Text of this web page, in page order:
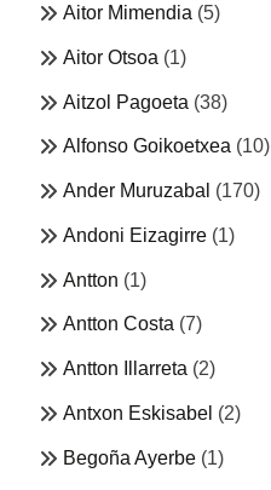
Aitor Mimendia (5)
Aitor Otsoa (1)
Aitzol Pagoeta (38)
Alfonso Goikoetxea (10)
Ander Muruzabal (170)
Andoni Eizagirre (1)
Antton (1)
Antton Costa (7)
Antton Illarreta (2)
Antxon Eskisabel (2)
Begoña Ayerbe (1)